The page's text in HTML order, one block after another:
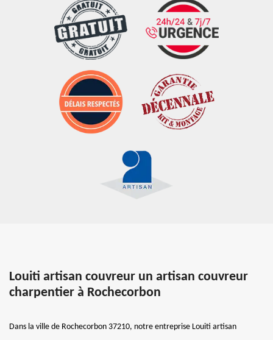
Louiti artisan couvreur un artisan couvreur
charpentier à Rochecorbon
Dans la ville de Rochecorbon 37210, notre entreprise Louiti artisan